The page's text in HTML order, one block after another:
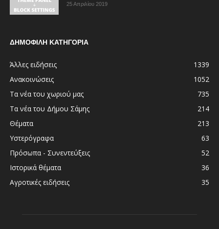
25 Απριλίου 2019
ΔΗΜΟΦΙΛΗ ΚΑΤΗΓΟΡΙΑ
Άλλες ειδήσεις
1339
Ανακοινώσεις
1052
Τα νέα του χωριού μας
735
Τα νέα του Δήμου Σάμης
214
Θέματα
213
Υστερόγραφα
63
Πρόσωπα - Συνεντεύξεις
52
Ιστορικά θέματα
36
Αγροτικές ειδήσεις
35